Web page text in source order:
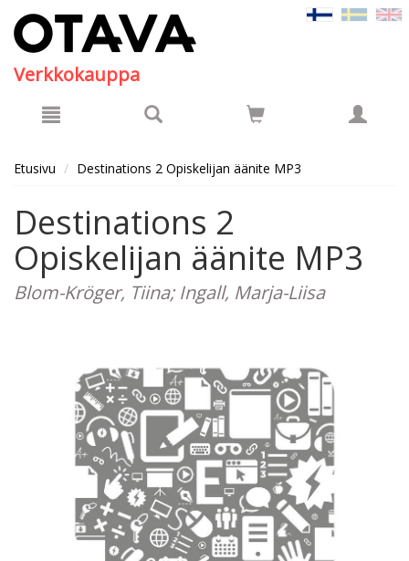
Verkkokauppa
Etusivu Destinations 2 Opiskelijan äänite MP3
Destinations 2
Opiskelijan äänite MP3
Blom-Kröger, Tiina; Ingall, Marja-Liisa